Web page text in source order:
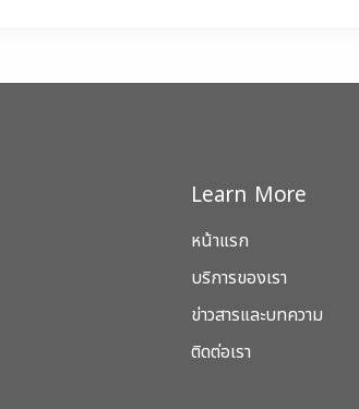
Learn More
หน้าแรก
บริการของเรา
ข่าวสารและบทความ
ติดต่อเรา